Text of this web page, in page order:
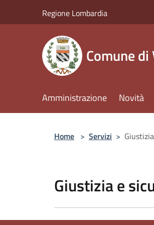
Regione Lombardia
Comune
Amministrazione Novità
Home > Servizi >
Giustizia e